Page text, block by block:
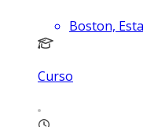
Boston,
Curso